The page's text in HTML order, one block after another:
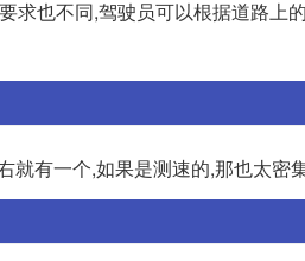
也不同,驾驶员可以根据道路上
有一个,如果是测速的,那也太密